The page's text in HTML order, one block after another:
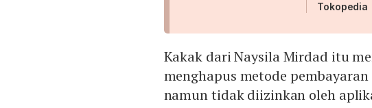
Tokopedia
Kakak dari Naysila Mirdad itu
menghapus metode
namun tidak diizinkan oleh